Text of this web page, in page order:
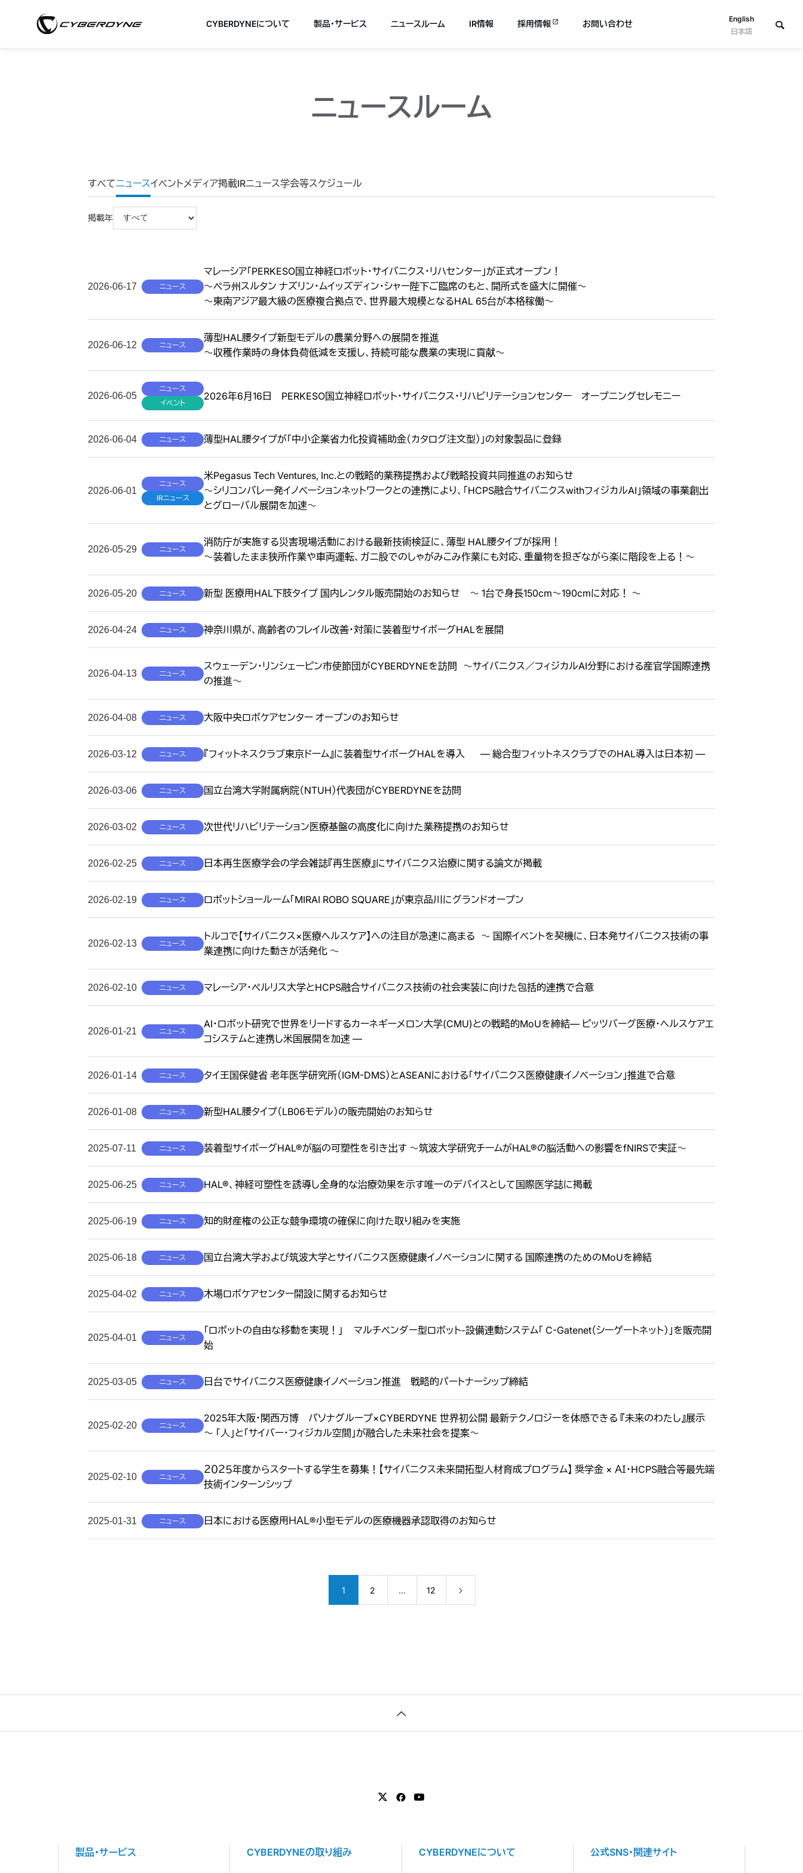
English
日本語
CYBERDYNEについて 製品・サービス ニュースルーム IR情報 採用情報 お問い合わせ
ニュースルーム
すべてニュースイベントメディア掲載IRニュース学会等スケジュール
掲載年
2026-06-17 ニュース
マレーシア「PERKESO国立神経ロボット・サイバニクス・リハセンター」が正式オープン！
～ペラ州スルタン ナズリン・ムイッズディン・シャー陛下ご臨席のもと、開所式を盛大に開催～
～東南アジア最大級の医療複合拠点で、世界最大規模となるHAL 65台が本格稼働～
2026-06-12 ニュース
薄型HAL腰タイプ新型モデルの農業分野への展開を推進
～収穫作業時の身体負荷低減を支援し、持続可能な農業の実現に貢献～
2026-06-05
ニュース
イベント
2026年6月16日 PERKESO国立神経ロボット・サイバニクス・リハビリテーションセンター オープニングセレモニー
2026-06-04 ニュース 薄型HAL腰タイプが「中小企業省力化投資補助金（カタログ注文型）」の対象製品に登録
2026-06-01
ニュース
IRニュース
米Pegasus Tech Ventures, Inc.との戦略的業務提携および戦略投資共同推進のお知らせ
〜シリコンバレー発イノベーションネットワークとの連携により、「HCPS融合サイバニクスwithフィジカルAI」領域の事業創出
とグローバル展開を加速〜
2026-05-29 ニュース
消防庁が実施する災害現場活動における最新技術検証に、薄型 HAL腰タイプが採用！
～装着したまま狭所作業や車両運転、ガニ股でのしゃがみこみ作業にも対応、重量物を担ぎながら楽に階段を上る！～
2026-05-20 ニュース 新型 医療用HAL下肢タイプ 国内レンタル販売開始のお知らせ 〜 1台で身長150cm〜190cmに対応！ 〜
2026-04-24 ニュース 神奈川県が、高齢者のフレイル改善・対策に装着型サイボーグHALを展開
2026-04-13 ニュース
スウェーデン・リンシェーピン市使節団がCYBERDYNEを訪問 〜サイバニクス／フィジカルAI分野における産官学国際連携
の推進〜
2026-04-08 ニュース 大阪中央ロボケアセンター オープンのお知らせ
2026-03-12 ニュース 『フィットネスクラブ東京ドーム』に装着型サイボーグHALを導入 ― 総合型フィットネスクラブでのHAL導入は日本初 ―
2026-03-06 ニュース 国立台湾大学附属病院（NTUH）代表団がCYBERDYNEを訪問
2026-03-02 ニュース 次世代リハビリテーション医療基盤の高度化に向けた業務提携のお知らせ
2026-02-25 ニュース 日本再生医療学会の学会雑誌『再生医療』にサイバニクス治療に関する論文が掲載
2026-02-19 ニュース ロボットショールーム「MIRAI ROBO SQUARE」が東京品川にグランドオープン
2026-02-13 ニュース
トルコで【サイバニクス×医療ヘルスケア】への注目が急速に高まる 〜 国際イベントを契機に、日本発サイバニクス技術の事
業連携に向けた動きが活発化 〜
2026-02-10 ニュース マレーシア・ペルリス大学とHCPS融合サイバニクス技術の社会実装に向けた包括的連携で合意
2026-01-21 ニュース
AI・ロボット研究で世界をリードするカーネギーメロン大学(CMU)との戦略的MoUを締結― ピッツバーグ医療・ヘルスケアエ
コシステムと連携し米国展開を加速 ―
2026-01-14 ニュース タイ王国保健省 老年医学研究所（IGM-DMS）とASEANにおける「サイバニクス医療健康イノベーション」推進で合意
2026-01-08 ニュース 新型HAL腰タイプ（LB06モデル）の販売開始のお知らせ
2025-07-11 ニュース 装着型サイボーグHAL®が脳の可塑性を引き出す 〜筑波大学研究チームがHAL®の脳活動への影響をfNIRSで実証〜
2025-06-25 ニュース HAL®、神経可塑性を誘導し全身的な治療効果を示す唯一のデバイスとして国際医学誌に掲載
2025-06-19 ニュース 知的財産権の公正な競争環境の確保に向けた取り組みを実施
2025-06-18 ニュース 国立台湾大学および筑波大学とサイバニクス医療健康イノベーションに関する 国際連携のためのMoUを締結
2025-04-02 ニュース 木場ロボケアセンター開設に関するお知らせ
2025-04-01 ニュース
「ロボットの自由な移動を実現！」 マルチベンダー型ロボット-設備連動システム「 C-Gatenet（シーゲートネット）」を販売開
始
2025-03-05 ニュース 日台でサイバニクス医療健康イノベーション推進 戦略的パートナーシップ締結
2025-02-20 ニュース
2025年大阪･関西万博 パソナグループ×CYBERDYNE 世界初公開 最新テクノロジーを体感できる 『未来のわたし』展示
～ 「人」と「サイバー・フィジカル空間」が融合した未来社会を提案～
2025-02-10 ニュース
２０２５年度からスタートする学生を募集！【サイバニクス未来開拓型人材育成プログラム】 奨学金 × ＡＩ・HCPS融合等最先端
技術インターンシップ
2025-01-31 ニュース 日本における医療用ＨＡＬ®小型モデルの医療機器承認取得のお知らせ
1 2 … 12
製品・サービス CYBERDYNEの取り組み CYBERDYNEについて 公式SNS・関連サイト